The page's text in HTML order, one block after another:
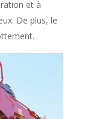
et à
De plus, le